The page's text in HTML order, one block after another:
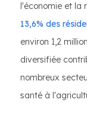
l'économie et la
13,6% des
environ 1,2
diversifiée
nombreux
santé à